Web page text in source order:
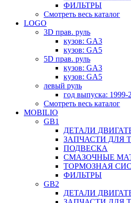
ФИЛЬТРЫ
Смотреть весь каталог
LOGO
3D прав. руль
кузов: GA3
кузов: GA5
5D прав. руль
кузов: GA3
кузов: GA5
левый руль
год выпуска: 1999-
Смотреть весь каталог
MOBILIO
GB1
ДЕТАЛИ
ЗАПЧАСТИ ДЛЯ
ПОДВЕСКА
СМАЗОЧНЫЕ
ТОРМОЗНАЯ
ФИЛЬТРЫ
GB2
ДЕТАЛИ